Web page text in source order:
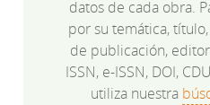
datos de cada obra.
por su temática,
de publicación,
ISSN, e-ISSN, DOI,
utiliza nuestra